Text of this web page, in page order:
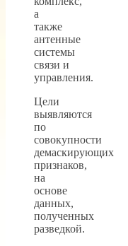
а
также
антенные
системы
связи и
управления.
Цели
выявляются
по
совокупности
демаскирующих
признаков,
на
основе
данных,
полученных
разведкой.